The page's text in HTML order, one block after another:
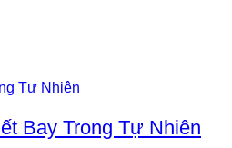
Bay Trong Tự Nhiên